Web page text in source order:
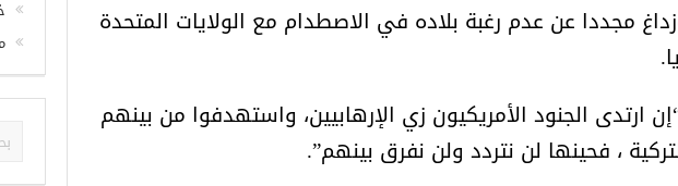
مجددا عن عدم رغبة بلاده في الاصطدام مع الولايات المتحدة
ارتدى الجنود الأمريكيون زي الإرهابيين، واستهدفوا من بينهم
، فحينها لن نتردد ولن نفرق بينهم”.